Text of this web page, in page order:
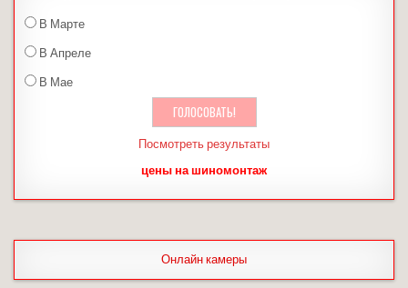
В Марте
В Апреле
В Мае
Посмотреть результаты
цены на шиномонтаж
Онлайн камеры